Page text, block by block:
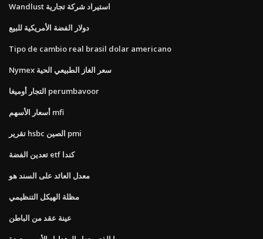
Wandlust استيراد شركة تجارية
دولار الفضة الأمريكية للبيع
Tipo de cambio real brasil dolar americano
Nymex سعر الغاز الطبيعي الحية
التجار أوميغا perumbavoor
أسعار الأسهم mfi
تقرير hsbc الصين pmi
تعدين الفضة etf كندا
معدل العائد على السند هو
مظلة الهيكل التنظيمي
عينة عقد من الباطن